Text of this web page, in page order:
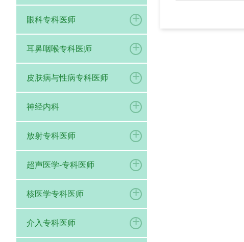
眼科专科医师 +
耳鼻咽喉专科医师 +
皮肤病与性病专科医师 +
神经内科 +
放射专科医师 +
超声医学-专科医师 +
核医学专科医师 +
介入专科医师 +